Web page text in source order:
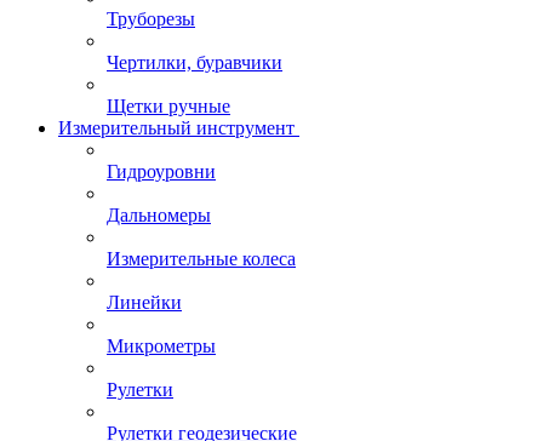
Труборезы
Чертилки, буравчики
Щетки ручные
Измерительный инструмент
Гидроуровни
Дальномеры
Измерительные колеса
Линейки
Микрометры
Рулетки
Рулетки геодезические